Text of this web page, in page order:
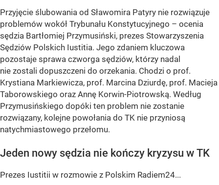
Przyjęcie ślubowania od Sławomira Patyry nie rozwiązuje
problemów wokół Trybunału Konstytucyjnego – ocenia
sędzia Bartłomiej Przymusiński, prezes Stowarzyszenia
Sędziów Polskich Iustitia. Jego zdaniem kluczowa
pozostaje sprawa czworga sędziów, którzy nadal
nie zostali dopuszczeni do orzekania. Chodzi o prof.
Krystiana Markiewicza, prof. Marcina Dziurdę, prof. Macieja
Taborowskiego oraz Annę Korwin-Piotrowską. Według
Przymusińskiego dopóki ten problem nie zostanie
rozwiązany, kolejne powołania do TK nie przyniosą
natychmiastowego przełomu.
Jeden nowy sędzia nie kończy kryzysu w TK
Prezes Iustitii w rozmowie z Polskim Radiem24...